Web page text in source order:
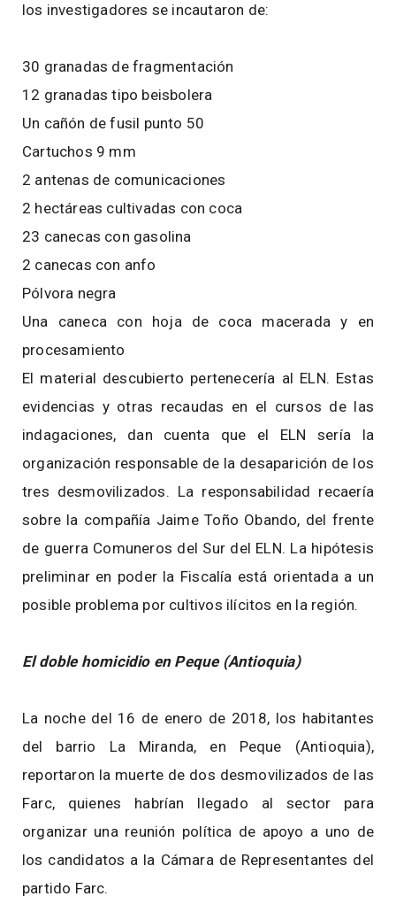
los investigadores se incautaron de:
30 granadas de fragmentación
12 granadas tipo beisbolera
Un cañón de fusil punto 50
Cartuchos 9 mm
2 antenas de comunicaciones
2 hectáreas cultivadas con coca
23 canecas con gasolina
2 canecas con anfo
Pólvora negra
Una caneca con hoja de coca macerada y en
procesamiento
El material descubierto pertenecería al ELN. Estas
evidencias y otras recaudas en el cursos de las
indagaciones, dan cuenta que el ELN sería la
organización responsable de la desaparición de los
tres desmovilizados. La responsabilidad recaería
sobre la compañía Jaime Toño Obando, del frente
de guerra Comuneros del Sur del ELN. La hipótesis
preliminar en poder la Fiscalía está orientada a un
posible problema por cultivos ilícitos en la región.
El doble homicidio en Peque (Antioquia)
La noche del 16 de enero de 2018, los habitantes
del barrio La Miranda, en Peque (Antioquia),
reportaron la muerte de dos desmovilizados de las
Farc, quienes habrían llegado al sector para
organizar una reunión política de apoyo a uno de
los candidatos a la Cámara de Representantes del
partido Farc.